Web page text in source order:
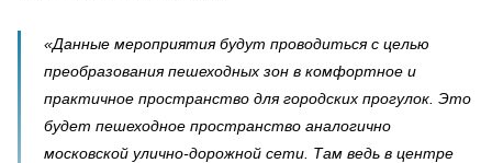
«Данные мероприятия будут проводиться с целью
преобразования пешеходных зон в комфортное и
практичное пространство для городских прогулок. Это
будет пешеходное пространство аналогично
московской улично-дорожной сети. Там ведь в центре